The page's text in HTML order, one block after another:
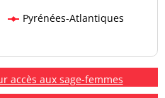
Pyrénées-Atlantiques
accès aux sage-femmes